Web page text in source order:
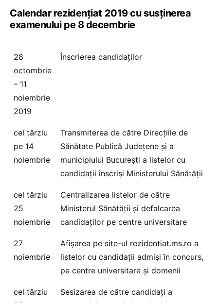
Calendar rezidențiat 2019 cu susținerea
examenului pe 8 decembrie
28
octombrie
– 11
noiembrie
2019
Înscrierea candidaţilor
cel târziu
pe 14
noiembrie
Transmiterea de către Direcţiile de
Sănătate Publică Judeţene şi a
municipiului Bucureşti a listelor cu
candidaţii înscrişi Ministerului Sănătăţii
cel târziu
25
noiembrie
Centralizarea listelor de către
Ministerul Sănătății şi defalcarea
candidaţilor pe centre universitare
27
noiembrie
Afişarea pe site-ul rezidentiat.ms.ro a
listelor cu candidaţii admişi în concurs,
pe centre universitare şi domenii
cel târziu
Sesizarea de către candidaţi a